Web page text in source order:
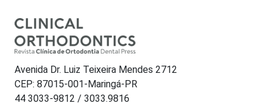
Avenida Dr. Luiz Teixeira Mendes 2712
CEP: 87015-001-Maringá-PR
44 3033-9812 / 3033.9816